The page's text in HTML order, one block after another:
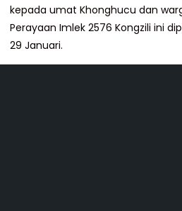
kepada umat Khonghucu dan
Perayaan Imlek 2576 Kongzili ini
29 Januari.